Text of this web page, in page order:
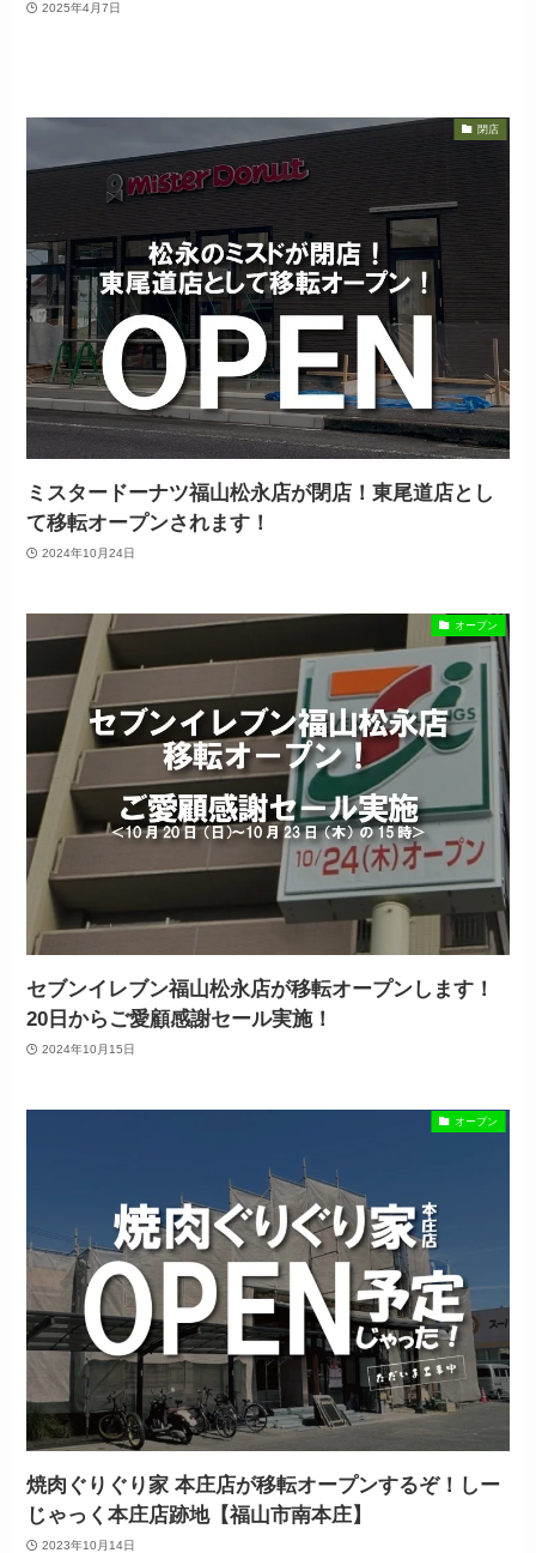
2025年4月7日
閉店
ミスタードーナツ福山松永店が閉店！東尾道店とし
て移転オープンされます！
2024年10月24日
オープン
セブンイレブン福山松永店が移転オープンします！
20日からご愛顧感謝セール実施！
2024年10月15日
オープン
焼肉ぐりぐり家 本庄店が移転オープンするぞ！しー
じゃっく本庄店跡地【福山市南本庄】
2023年10月14日